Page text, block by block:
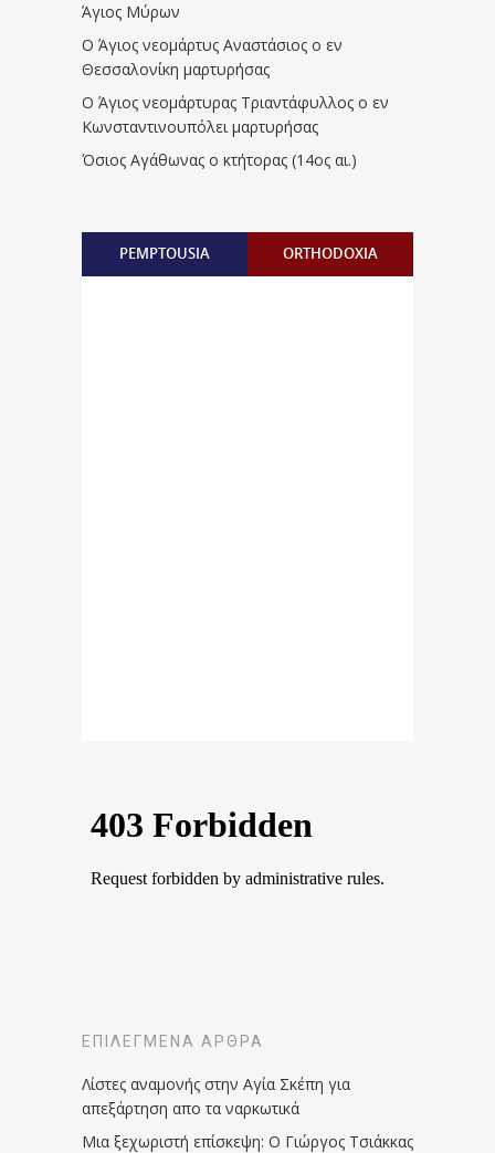
Άγιος Μύρων
Ο Άγιος νεομάρτυς Αναστάσιος ο εν
Θεσσαλονίκη μαρτυρήσας
Ο Άγιος νεομάρτυρας Τριαντάφυλλος ο εν
Κωνσταντινουπόλει μαρτυρήσας
Όσιος Αγάθωνας ο κτήτορας (14ος αι.)
PEMPTOUSIA ORTHODOXIA
ΕΠΙΛΕΓΜΈΝΑ ΆΡΘΡΑ
Λίστες αναμονής στην Αγία Σκέπη για
απεξάρτηση απο τα ναρκωτικά
Μια ξεχωριστή επίσκεψη: Ο Γιώργος Τσιάκκας